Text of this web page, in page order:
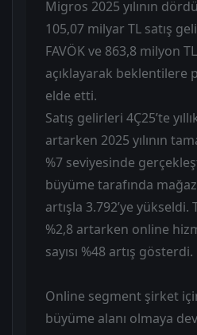
Migros 2025 yılının
105,07 milyar TL satış
FAVÖK ve 863,8 milyon
açıklayarak beklentilere
elde etti.
Satış gelirleri 4Ç25’te
artarken 2025 yılının
%7 seviyesinde
büyüme tarafında mağaza
artışla 3.792’ye yükseldi.
%2,8 artarken online
sayısı %48 artış gösterdi.
Online segment şirket
büyüme alanı olmaya